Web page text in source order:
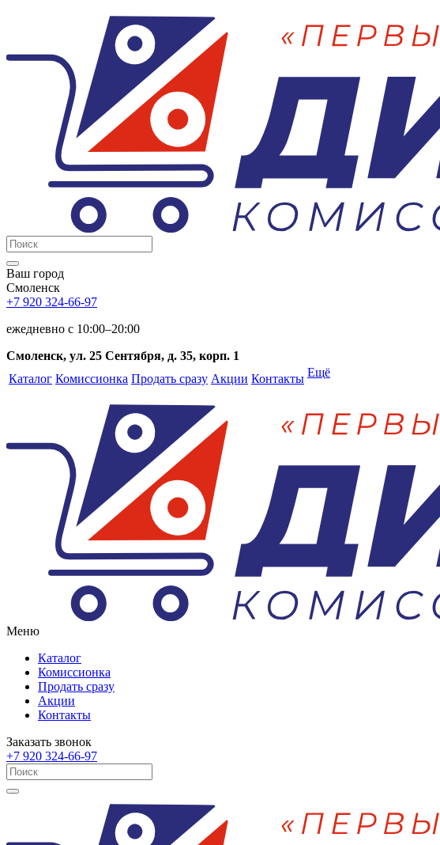
Ваш город
Смоленск
+7 920 324-66-97
ежедневно c 10:00–20:00
Смоленск, ул. 25 Сентября, д. 35, корп. 1
Каталог Комиссионка Продать сразу Акции Контакты Ещё
Меню
Каталог
Комиссионка
Продать сразу
Акции
Контакты
Заказать звонок
+7 920 324-66-97